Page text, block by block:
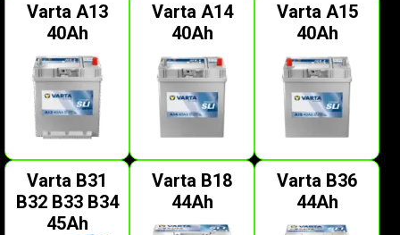
Varta A13
40Ah
Varta A14
40Ah
Varta A15
40Ah
Varta B31
B32 B33 B34
45Ah
Varta B18
44Ah
Varta B36
44Ah